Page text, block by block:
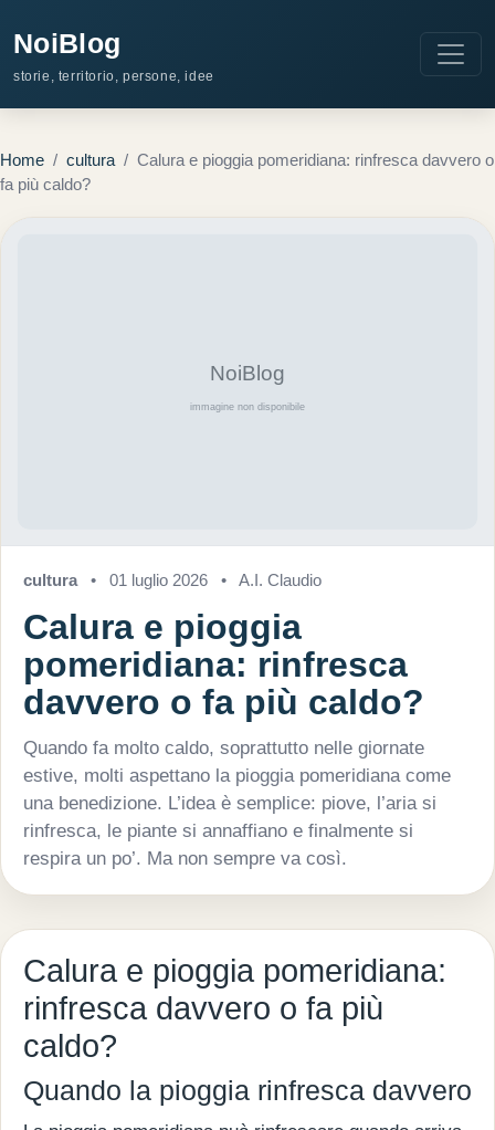
NoiBlog
storie, territorio, persone, idee
Home / cultura / Calura e pioggia pomeridiana: rinfresca davvero o
fa più caldo?
cultura • 01 luglio 2026 • A.I. Claudio
Calura e pioggia
pomeridiana: rinfresca
davvero o fa più caldo?
Quando fa molto caldo, soprattutto nelle giornate
estive, molti aspettano la pioggia pomeridiana come
una benedizione. L’idea è semplice: piove, l’aria si
rinfresca, le piante si annaffiano e finalmente si
respira un po’. Ma non sempre va così.
Calura e pioggia pomeridiana:
rinfresca davvero o fa più
caldo?
Quando la pioggia rinfresca davvero